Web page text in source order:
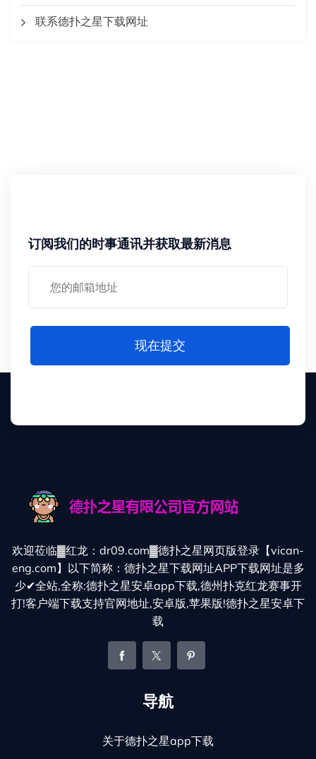
联系德扑之星下载网址
订阅我们的时事通讯并获取最新消息
现在提交
欢迎莅临▓红龙：dr09.com▓德扑之星网页版登录【vican-
eng.com】以下简称：德扑之星下载网址APP下载网址是多
少✔全站,全称:德扑之星安卓app下载,德州扑克红龙赛事开
打!客户端下载支持官网地址,安卓版,苹果版!德扑之星安卓下
载
导航
关于德扑之星app下载